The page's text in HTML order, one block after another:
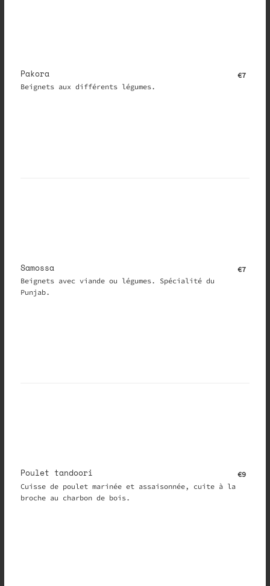
Pakora
Beignets aux différents légumes.
€7
Samossa
Beignets avec viande ou légumes. Spécialité du
Punjab.
€7
Poulet tandoori
Cuisse de poulet marinée et assaisonnée, cuite à la
broche au charbon de bois.
€9